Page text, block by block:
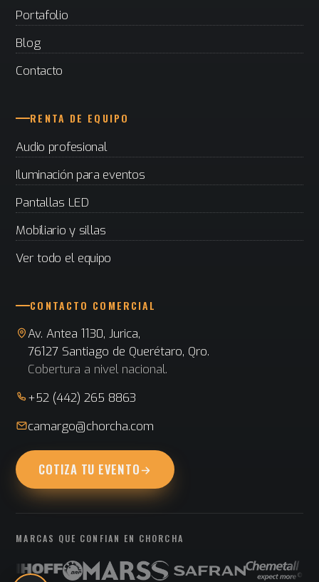
Portafolio
Blog
Contacto
RENTA DE EQUIPO
Audio profesional
Iluminación para eventos
Pantallas LED
Mobiliario y sillas
Ver todo el equipo
CONTACTO COMERCIAL
Av. Antea 1130, Jurica,
76127 Santiago de Querétaro, Qro.
Cobertura a nivel nacional.
+52 (442) 265 8863
camargo@chorcha.com
COTIZA TU EVENTO
MARCAS QUE CONFIAN EN CHORCHA